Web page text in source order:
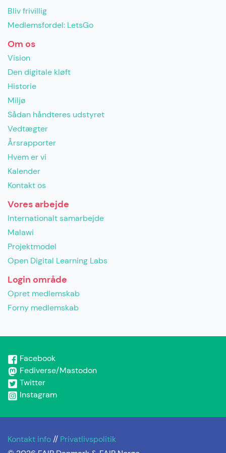
Bliv frivillig
Medlemsfordel: LetsGo
Om os
Vision
Den digitale kløft
Historie
Miljø
Sådan håndteres udstyret
Vedtægter
Årsrapporter
Hvem er vi
Kalender
Kontakt os
Vores arbejde
Internationalt samarbejde
Malawi
Projektmodel
Open Digital Learning Labs
Login område
Opret medlemskab
Forny medlemskab
Facebook
Fediverse/Mastodon
Twitter
Instagram
Kontakt info// Privatlivspolitik